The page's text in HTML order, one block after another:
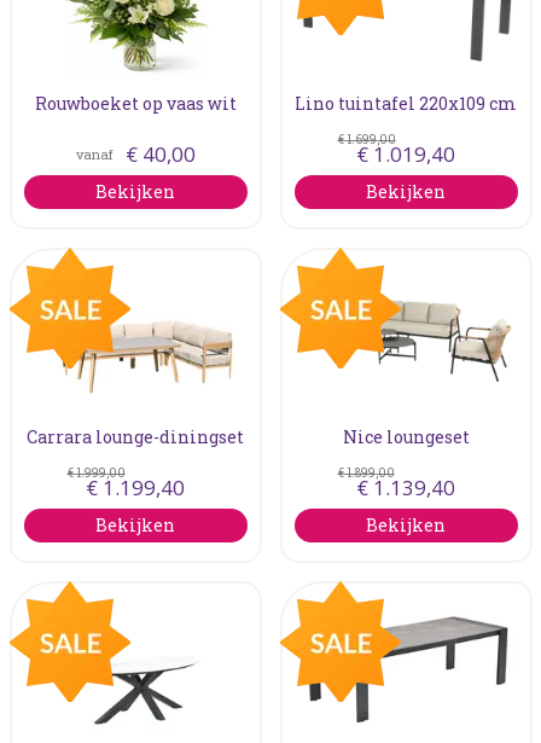
Rouwboeket op vaas wit
vanaf € 40,00
Bekijken
Lino tuintafel 220x109 cm
€1.699,00
€ 1.019,40
Bekijken
Carrara lounge-diningset
€1.999,00
€ 1.199,40
Bekijken
Nice loungeset
€1.899,00
€ 1.139,40
Bekijken